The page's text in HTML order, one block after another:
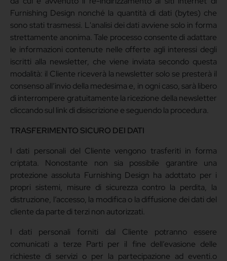
Furnishing Design nonché la quantità di dati (bytes) che
sono stati trasmessi. L'analisi dei dati avviene solo in forma
strettamente anonima. Tale processo consente di adattare
le informazioni contenute nelle offerte agli interessi degli
iscritti alla newsletter, che viene inviata secondo questa
modalità: il Cliente riceverà la newsletter solo se presterà il
consenso all’invio della medesima e, in ogni caso, sarà libero
di interrompere gratuitamente la ricezione della newsletter
cliccando sul link di disiscrizione e seguendo la procedura.
TRASFERIMENTO SICURO DEI DATI
I dati personali del Cliente vengono trasferiti in forma
criptata. Nonostante non sia possibile garantire una
protezione assoluta Furnishing Design ha adottato per i
propri sistemi, misure di sicurezza contro la perdita, la
distruzione, l’accesso, la modifica o la diffusione dei dati del
cliente da parte di terzi non autorizzati.
I dati personali forniti dal Cliente potranno essere
comunicati a terze Parti per il fine dell’evasione delle
richieste di servizi o per la partecipazione ad eventi.o